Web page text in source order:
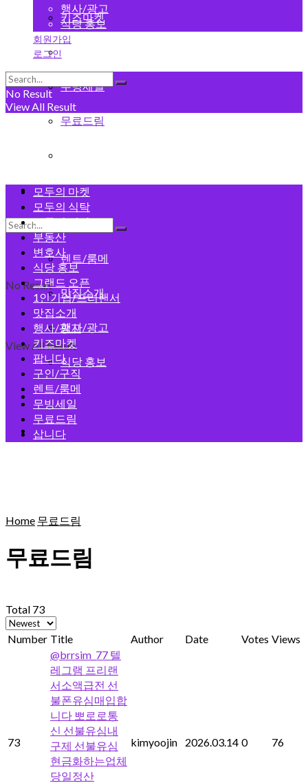
키즈마켓
무빙세일
무료드림
모두의 게시판
렌트/룸메
맛집소개
행사/광고
식당 홍보
회원가입
로그인
행사/광고
식당 홍보
회원가입
로그인
No Result
View All Result
No Result
View All Result
모두의 마켓
모두의 식탁
모두의 건강
부동산
변호사
식당 홍보
그랜드 오픈
1인기업/프리랜서
맛집소개
행사/광고
키즈마켓
팝니다
구인/구직
렌트/룸메
무빙세일
무료드림
삽니다
Home 무료드림
무료드림
Total 73
Number Title Author Date Votes Views
73
@brrsim_77 텔
레그램 프리랜
서소액급전 선
불폰유심매입합
니다 뽀로로통
신 선불유심내
구제 선불유심
현금화하는업체
당일정산
kimyoojin 2026.03.14 0 76